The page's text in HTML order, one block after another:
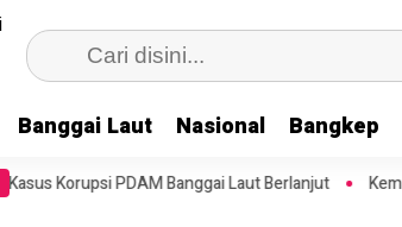
Banggai Laut Nasional Bangkep
Banggai Laut Berlanjut Kemarau Picu